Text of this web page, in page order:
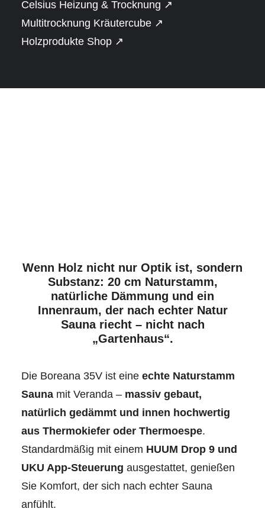
Celsius Heizung & Trocknung ↗
Multitrocknung Kräutercube ↗
Holzprodukte Shop ↗
Jahrzehnte.
Wenn Holz nicht nur Optik ist, sondern
Substanz: 20 cm Naturstamm,
natürliche Dämmung und ein
Innenraum, der nach echter Natur
Sauna riecht – nicht nach
„Gartenhaus“.
Die Boreana 35V ist eine echte Naturstamm
Sauna mit Veranda – massiv gebaut,
natürlich gedämmt und innen hochwertig
aus Thermokiefer oder Thermoespe.
Standardmäßig mit einem HUUM Drop 9 und
UKU App-Steuerung ausgestattet, genießen
Sie Komfort, der sich nach echter Sauna
anfühlt.